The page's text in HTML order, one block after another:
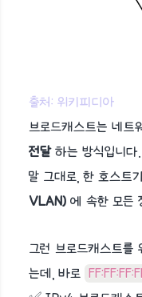
출처: 위키피디아
브로드캐스트는 네트
전달하는 방식입니다.
말 그대로, 한 호스트
VLAN) 에 속한 모든
그런 브로드캐스트
는데, 바로